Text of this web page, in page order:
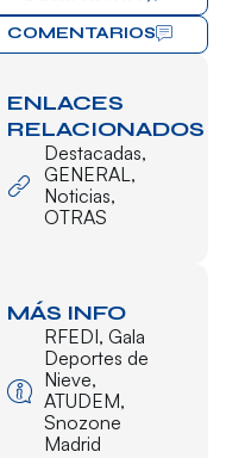
COMENTARIOS
ENLACES
RELACIONADOS
Destacadas,
GENERAL,
Noticias,
OTRAS
MÁS INFO
RFEDI, Gala
Deportes de
Nieve,
ATUDEM,
Snozone
Madrid